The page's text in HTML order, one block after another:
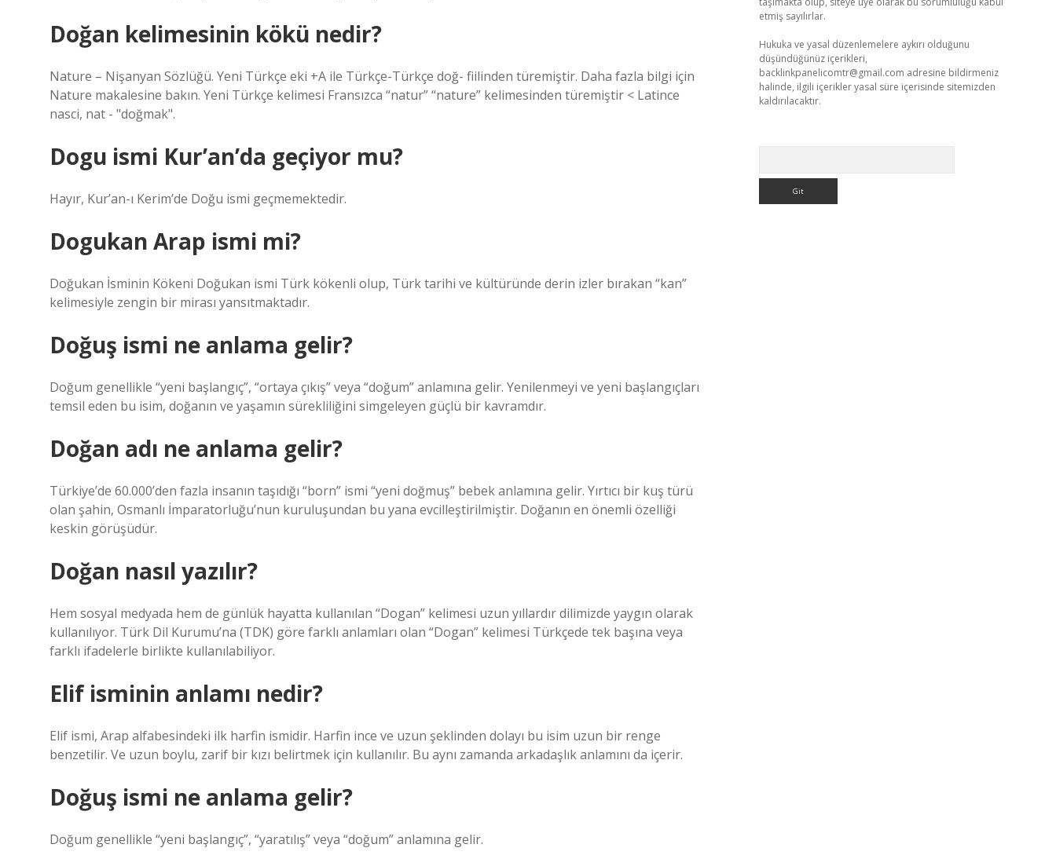
Doğan kelimesinin kökü nedir?
Nature – Nişanyan Sözlüğü. Yeni Türkçe eki +A ile Türkçe-Türkçe doğ- fiilinden türemiştir. Daha fazla bilgi için
Nature makalesine bakın. Yeni Türkçe kelimesi Fransızca “natur” “nature” kelimesinden türemiştir < Latince
nasci, nat - "doğmak".
Dogu ismi Kur’an’da geçiyor mu?
Hayır, Kur’an-ı Kerim’de Doğu ismi geçmemektedir.
Dogukan Arap ismi mi?
Doğukan İsminin Kökeni Doğukan ismi Türk kökenli olup, Türk tarihi ve kültüründe derin izler bırakan “kan”
kelimesiyle zengin bir mirası yansıtmaktadır.
Doğuş ismi ne anlama gelir?
Doğum genellikle “yeni başlangıç”, “ortaya çıkış” veya “doğum” anlamına gelir. Yenilenmeyi ve yeni başlangıçları
temsil eden bu isim, doğanın ve yaşamın sürekliliğini simgeleyen güçlü bir kavramdır.
Doğan adı ne anlama gelir?
Türkiye’de 60.000’den fazla insanın taşıdığı “born” ismi “yeni doğmuş” bebek anlamına gelir. Yırtıcı bir kuş türü
olan şahin, Osmanlı İmparatorluğu’nun kuruluşundan bu yana evcilleştirilmiştir. Doğanın en önemli özelliği
keskin görüşüdür.
Doğan nasıl yazılır?
Hem sosyal medyada hem de günlük hayatta kullanılan “Dogan” kelimesi uzun yıllardır dilimizde yaygın olarak
kullanılıyor. Türk Dil Kurumu’na (TDK) göre farklı anlamları olan “Dogan” kelimesi Türkçede tek başına veya
farklı ifadelerle birlikte kullanılabiliyor.
Elif isminin anlamı nedir?
Elif ismi, Arap alfabesindeki ilk harfin ismidir. Harfin ince ve uzun şeklinden dolayı bu isim uzun bir renge
benzetilir. Ve uzun boylu, zarif bir kızı belirtmek için kullanılır. Bu aynı zamanda arkadaşlık anlamını da içerir.
Doğuş ismi ne anlama gelir?
Doğum genellikle “yeni başlangıç”, “yaratılış” veya “doğum” anlamına gelir.
etmiş sayılırlar.
Hukuka ve yasal düzenlemelere aykırı olduğunu
düşündüğünüz içerikleri,
backlinkpanelicomtr@gmail.com adresine bildirmeniz
halinde, ilgili içerikler yasal süre içerisinde sitemizden
kaldırılacaktır.